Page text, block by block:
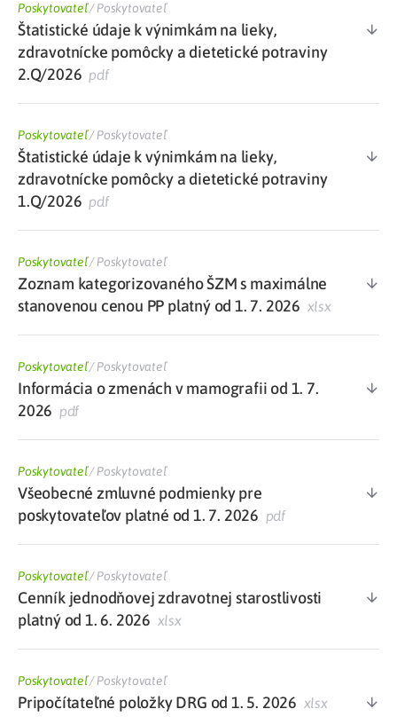
Poskytovateľ/Poskytovateľ
Štatistické údaje k výnimkám na lieky,
zdravotnícke pomôcky a dietetické potraviny
2.Q/2026 pdf
Poskytovateľ/Poskytovateľ
Štatistické údaje k výnimkám na lieky,
zdravotnícke pomôcky a dietetické potraviny
1.Q/2026 pdf
Poskytovateľ/Poskytovateľ
Zoznam kategorizovaného ŠZM s maximálne
stanovenou cenou PP platný od 1. 7. 2026 xlsx
Poskytovateľ/Poskytovateľ
Informácia o zmenách v mamografii od 1. 7.
2026 pdf
Poskytovateľ/Poskytovateľ
Všeobecné zmluvné podmienky pre
poskytovateľov platné od 1. 7. 2026 pdf
Poskytovateľ/Poskytovateľ
Cenník jednodňovej zdravotnej starostlivosti
platný od 1. 6. 2026 xlsx
Poskytovateľ/Poskytovateľ
Pripočítateľné položky DRG od 1. 5. 2026 xlsx